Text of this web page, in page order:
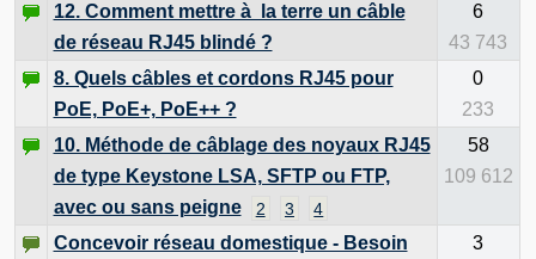
12. Comment mettre à la terre un câble
de réseau RJ45 blindé ?
6
43 743
8. Quels câbles et cordons RJ45 pour
PoE, PoE+, PoE++ ?
0
233
10. Méthode de câblage des noyaux RJ45
de type Keystone LSA, SFTP ou FTP,
avec ou sans peigne
2 3 4
58
109 612
Concevoir réseau domestique - Besoin
3